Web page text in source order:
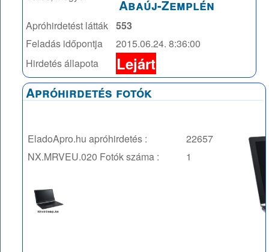
Abaúj-Zemplén
Apróhirdetést látták 553
Feladás időpontja
2015.06.24. 8:36:00
Hirdetés állapota
Lejárt
Apróhirdetés fotók
EladoApro.hu apróhirdetés :
22657
NX.MRVEU.020 Fotók száma : 1